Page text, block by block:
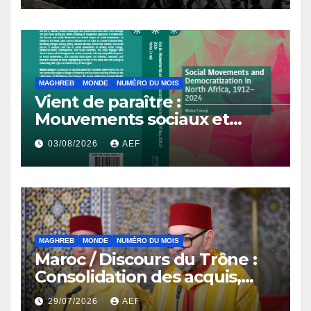
MAGHREB MONDE NUMÉRO DU MOIS
Vient de paraître :
Mouvements sociaux et
démocratisation en Afrique
du Nord, 1912-2024
03/08/2026 AEF
MAGHREB MONDE NUMÉRO DU MOIS
Maroc / Discours du Trône :
Consolidation des acquis,
résilience économique et
29/07/2026 AEF